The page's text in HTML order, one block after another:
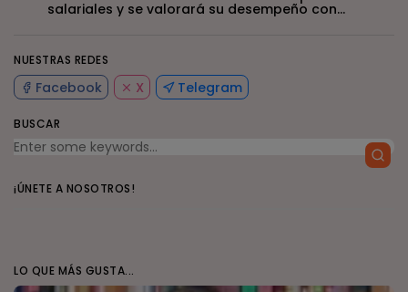
NUESTRAS REDES
Facebook X Telegram
BUSCAR
¡ÚNETE A NOSOTROS!
LO QUE MÁS GUSTA...
salariales y se valorará su desempeño con...